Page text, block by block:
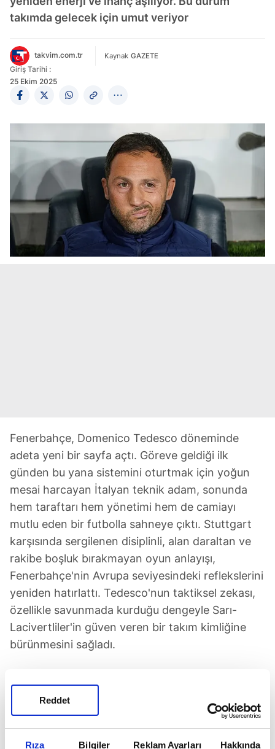
Rıza Bilgiler Reklam Ayarları Hakkında
Reddet
takımda gelecek için umut veriyor
takvim.com.tr Kaynak GAZETE
Giriş Tarihi :
25 Ekim 2025
Fenerbahçe, Domenico Tedesco döneminde
adeta yeni bir sayfa açtı. Göreve geldiği ilk
günden bu yana sistemini oturtmak için yoğun
mesai harcayan İtalyan teknik adam, sonunda
hem taraftarı hem yönetimi hem de camiayı
mutlu eden bir futbolla sahneye çıktı. Stuttgart
karşısında sergilenen disiplinli, alan daraltan ve
rakibe boşluk bırakmayan oyun anlayışı,
Fenerbahçe'nin Avrupa seviyesindeki reflekslerini
yeniden hatırlattı. Tedesco'nun taktiksel zekası,
özellikle savunmada kurduğu dengeyle Sarı-
Lacivertliler'in güven veren bir takım kimliğine
bürünmesini sağladı.
BU durum İtalyan hocanın kredisini artırırken,
medyadaki eleştirileri de dindirdi. Süper Lig'de de
Karagümrük galibiyetiyle moral depolayan